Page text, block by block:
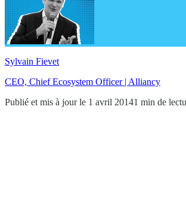
Sylvain Fievet
CEO, Chief Ecosystem Officer | Alliancy
Publié et mis à jour le 1 avril 20141 min de